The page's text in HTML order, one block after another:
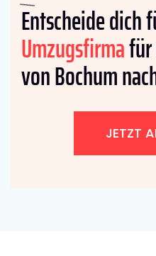
Entscheide dich
Umzugsfirma
von Bochum
JETZT